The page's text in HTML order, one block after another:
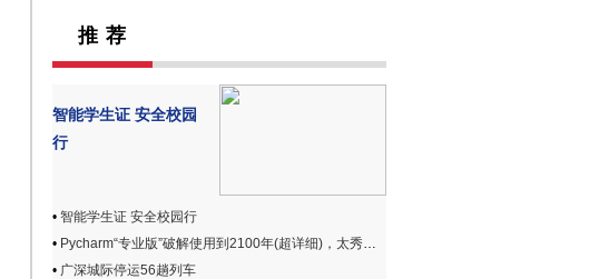
推 荐
智能学生证 安全校园
行
• 智能学生证 安全校园行
• Pycharm“专业版”破解使用到2100年(超详细)，太秀、太赞、太好用！
• 广深城际停运56趟列车